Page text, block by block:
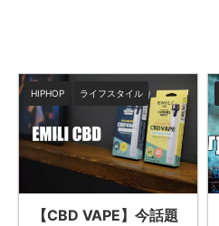
HIPHOP ライフスタイル
【CBD VAPE】今話題